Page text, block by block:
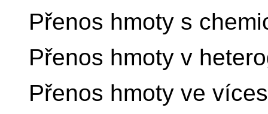
Přenos hmoty s
Přenos hmoty v
Přenos hmoty ve